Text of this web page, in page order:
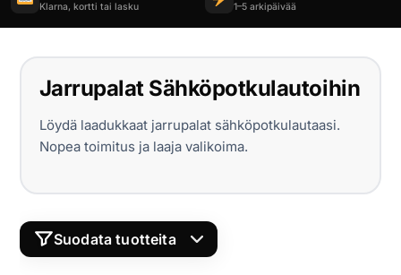
Varaosat
Lisävarusteet
Huoltopalvelu
Yrityksille
Yhteystiedot
Varaa huolto
Klarna, kortti tai lasku 1–5 arkipäivää
Jarrupalat Sähköpotkulautoihin
Löydä laadukkaat jarrupalat sähköpotkulautaasi.
Nopea toimitus ja laaja valikoima.
Suodata tuotteita